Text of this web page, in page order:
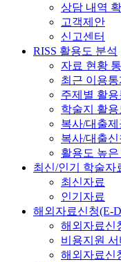
상담 내역
고객제안
신고센터
RISS 활용도 분석
자료 현황 통
최근 이용통
주제별 활
학술지 활용
복사/대출
복사/대출
활용도 높은
최신/인기 학술자
최신자료
인기자료
해외자료신청(E-
해외자료신
비용지원 서
해외자료신